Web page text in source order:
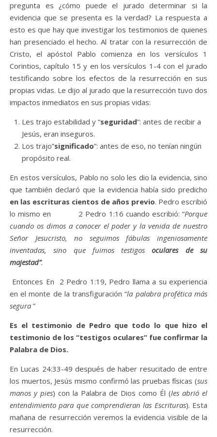
pregunta es ¿cómo puede el jurado determinar si la
evidencia que se presenta es la verdad? La respuesta a
esto es que hay que investigar los testimonios de quienes
han presenciado el hecho. Al tratar con la resurrección de
Cristo, el apóstol Pablo comienza en los versículos 1
Corintios, capítulo 15 y en los versículos 1-4 con el jurado
testificando sobre los efectos de la resurrección en sus
propias vidas. Le dijo al jurado que la resurrección tuvo dos
impactos inmediatos en sus propias vidas:
Les trajo estabilidad y “seguridad”: antes de recibir a
Jesús, eran inseguros.
Los trajo”significado”: antes de eso, no tenían ningún
propósito real.
En estos versículos, Pablo no solo les dio la evidencia, sino
que también declaró que la evidencia había sido predicho
en las escrituras cientos de años previo. Pedro escribió
lo mismo en 2 Pedro 1:16 cuando escribió: “Porque
cuando os dimos a conocer el poder y la venida de nuestro
Señor Jesucristo, no seguimos fábulas ingeniosamente
inventadas, sino que fuimos testigosoculares de su
majestad”.
Entonces En 2 Pedro 1:19, Pedro llama a su experiencia
en el monte de la transfiguración “la palabra profética más
segura ”
Es el testimonio de Pedro que todo lo que hizo el
testimonio de los “testigos oculares” fue confirmar la
Palabra de Dios.
En Lucas 24:33-49 después de haber resucitado de entre
los muertos, Jesús mismo confirmó las pruebas físicas (sus
manos y pies) con la Palabra de Dios como Él (les abrió el
entendimiento para que comprendieran las Escrituras). Esta
mañana de resurrección veremos la evidencia visible de la
resurrección.